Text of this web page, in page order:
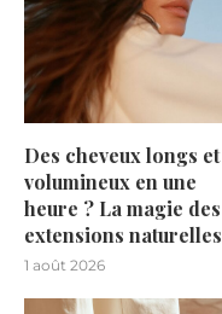
Des cheveux longs et
volumineux en une
heure ? La magie des
extensions naturelles
1 août 2026